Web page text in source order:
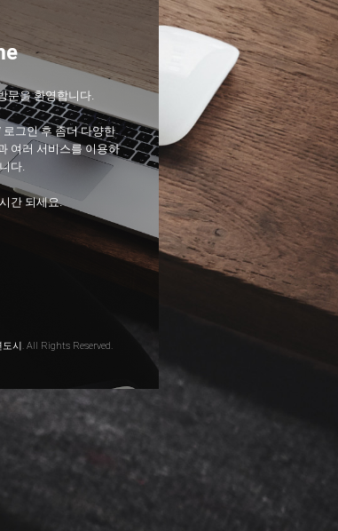
문을 환영합니다.
로그인 후 좀더 다양한
여러 서비스를 이용하
다.
간 되세요.
시. All Rights Reserved.